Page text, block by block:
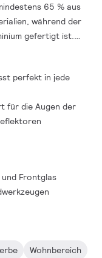
65 % aus
während der
gefertigt ist.
und recycelbar.
macht dies den
Wahl. Die
für einen
Komfort
von Farben
perfekt in jede
für die Augen der
und Frontglas
Wohnbereich